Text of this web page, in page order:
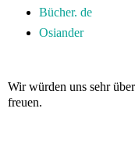
Bücher. de
Osiander
Wir würden uns sehr
freuen.